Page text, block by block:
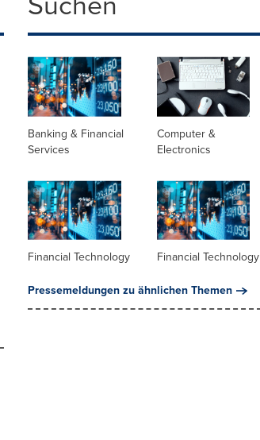
Banking & Financial
Services
Computer &
Electronics
Financial Technology
Financial Technology
Pressemeldungen zu ähnlichen Themen